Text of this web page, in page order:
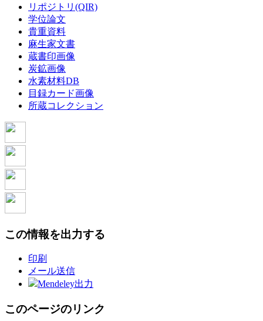
リポジトリ(QIR)
学位論文
貴重資料
麻生家文書
蔵書印画像
炭鉱画像
水素材料DB
目録カード画像
所蔵コレクション
この情報を出力する
印刷
メール送信
Mendeley出力
このページのリンク